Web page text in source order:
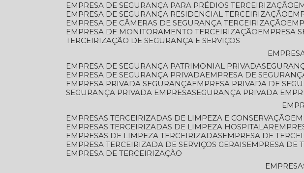
EMPRESA DE SEGURANÇA PARA PRÉDIOS TERCEIRIZAÇÃO
EMPRESA DE SEGURANÇA RESIDENCIAL TERCEIRIZAÇÃO
EMPRESA DE CÂMERAS DE SEGURANÇA TERCEIRIZAÇÃO
EMPRESA DE MONITORAMENTO TERCEIRIZAÇÃO
EMPRESA
TERCEIRIZAÇÃO DE SEGURANÇA E SERVIÇOS
EMPRESA DE SEGURANÇA PATRIMONIAL PRIVADA
EMPRESA DE SEGURANÇA PRIVADA
EMPRESA DE
EMPRESA PRIVADA SEGURANÇA
EMPRESA PRIVADA DE
SEGURANÇA PRIVADA EMPRESA SEGURANÇA PRIVADA
EMPRESAS TERCEIRIZADAS DE LIMPEZA E CONSERVAÇÃO
EMPRESAS TERCEIRIZADAS DE LIMPEZA HOSPITALAR
EMPRESAS DE LIMPEZA TERCEIRIZADAS
EMPRESA DE
EMPRESA TERCEIRIZADA DE SERVIÇOS GERAIS
EMPRESA DE
EMPRESA DE TERCEIRIZAÇÃO